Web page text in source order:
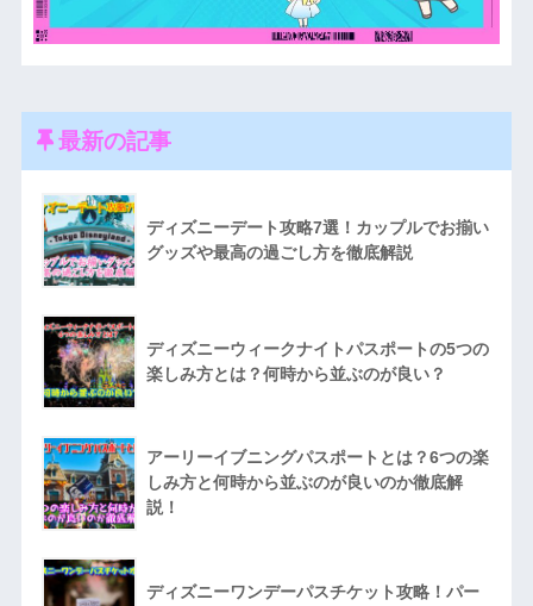
最新の記事
ディズニーデート攻略7選！カップルでお揃い
グッズや最高の過ごし方を徹底解説
ディズニーウィークナイトパスポートの5つの
楽しみ方とは？何時から並ぶのが良い？
アーリーイブニングパスポートとは？6つの楽
しみ方と何時から並ぶのが良いのか徹底解
説！
ディズニーワンデーパスチケット攻略！パー